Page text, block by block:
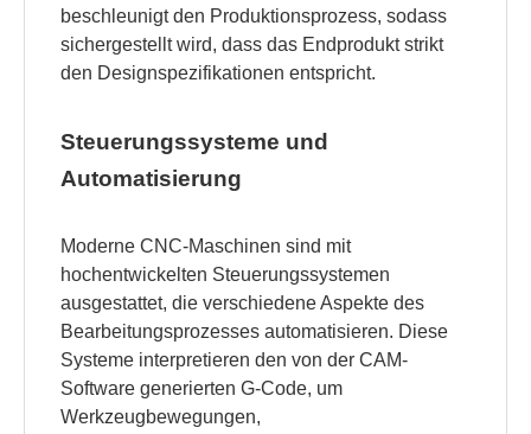
beschleunigt den Produktionsprozess, sodass
sichergestellt wird, dass das Endprodukt strikt
den Designspezifikationen entspricht.
Steuerungssysteme und
Automatisierung
Moderne CNC-Maschinen sind mit
hochentwickelten Steuerungssystemen
ausgestattet, die verschiedene Aspekte des
Bearbeitungsprozesses automatisieren. Diese
Systeme interpretieren den von der CAM-
Software generierten G-Code, um
Werkzeugbewegungen,